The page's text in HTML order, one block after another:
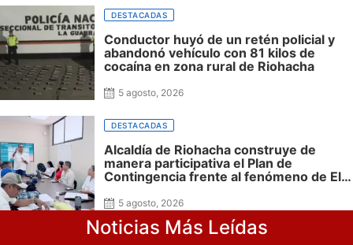
DESTACADAS
Conductor huyó de un retén policial y
abandonó vehículo con 81 kilos de
cocaína en zona rural de Riohacha
5 agosto, 2026
DESTACADAS
Alcaldía de Riohacha construye de
manera participativa el Plan de
Contingencia frente al fenómeno de El
5 agosto, 2026
Noticias Más Leídas